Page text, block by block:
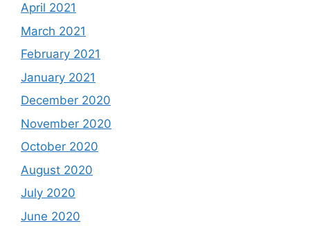
April 2021
March 2021
February 2021
January 2021
December 2020
November 2020
October 2020
August 2020
July 2020
June 2020